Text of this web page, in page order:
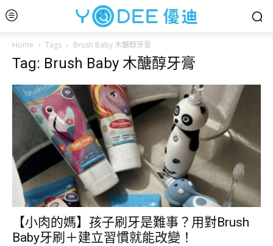
Home Tags Brush Baby 木醣醇牙膏
Tag: Brush Baby 木醣醇牙膏
【小肉的媽】孩子刷牙是難事？用對Brush
Baby牙刷＋建立習慣就能改變！